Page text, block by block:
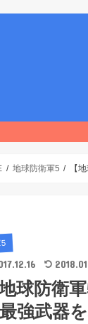
地球防衛軍5 【
地球防衛
強武器